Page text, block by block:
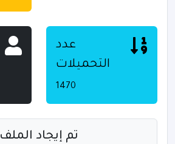
عدد
التحميلات
1470
تم إيجاد الملف